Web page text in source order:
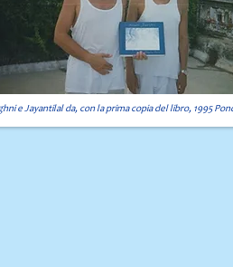
e Jayantilal da, con la prima copia del libro, 1995